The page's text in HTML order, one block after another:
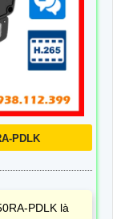
PDLK
PDLK là